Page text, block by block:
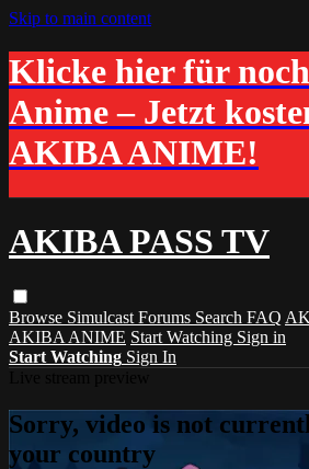
Skip to main content
Klicke hier für
Anime – Jetzt
AKIBA ANIME!
AKIBA PASS TV
Browse Simulcast Forums Search FAQ
AKIBA ANIME Start Watching Sign in
Start Watching Sign In
Sorry, video is not
your country